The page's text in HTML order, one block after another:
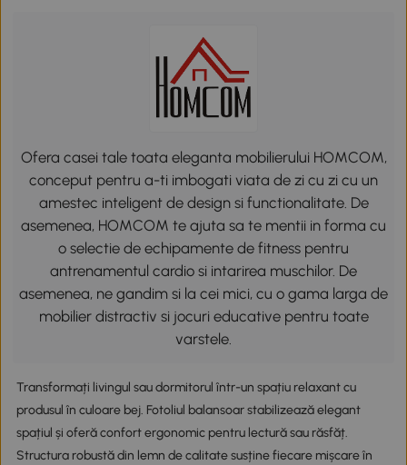
Ofera casei tale toata eleganta mobilierului HOMCOM,
conceput pentru a-ti imbogati viata de zi cu zi cu un
amestec inteligent de design si functionalitate. De
asemenea, HOMCOM te ajuta sa te mentii in forma cu
o selectie de echipamente de fitness pentru
antrenamentul cardio si intarirea muschilor. De
asemenea, ne gandim si la cei mici, cu o gama larga de
mobilier distractiv si jocuri educative pentru toate
varstele.
Transformați livingul sau dormitorul într-un spațiu relaxant cu
produsul în culoare bej. Fotoliul balansoar stabilizează elegant
spațiul și oferă confort ergonomic pentru lectură sau răsfăț.
Structura robustă din lemn de calitate susține fiecare mișcare în